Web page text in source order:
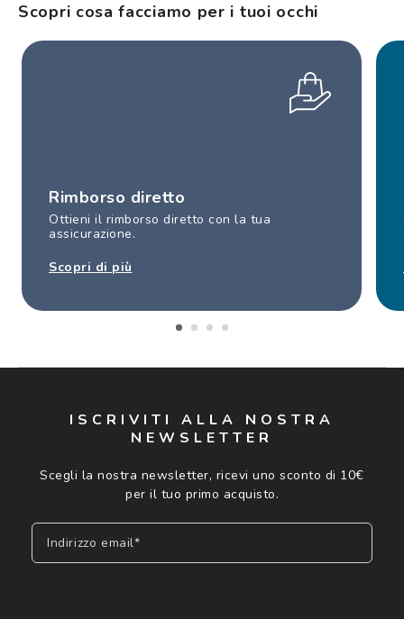
Scopri cosa facciamo per i tuoi occhi
Rimborso diretto
Ottieni il rimborso diretto con la tua
assicurazione.
Scopri di più
ISCRIVITI ALLA NOSTRA
NEWSLETTER
Scegli la nostra newsletter, ricevi uno sconto di 10€
per il tuo primo acquisto.
Indirizzo email*